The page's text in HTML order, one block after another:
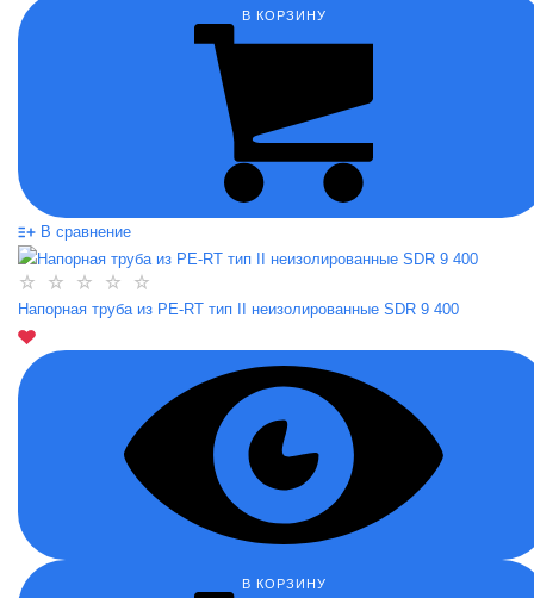
В КОРЗИНУ
В сравнение
Напорная труба из PE-RT тип II неизолированные SDR 9 400
В КОРЗИНУ